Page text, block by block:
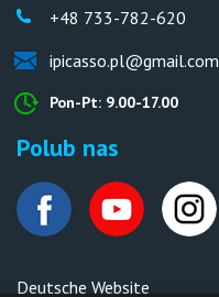
+48 733-782-620
ipicasso.pl@gmail.com
Pon-Pt: 9.00-17.00
Polub nas
Deutsche Website